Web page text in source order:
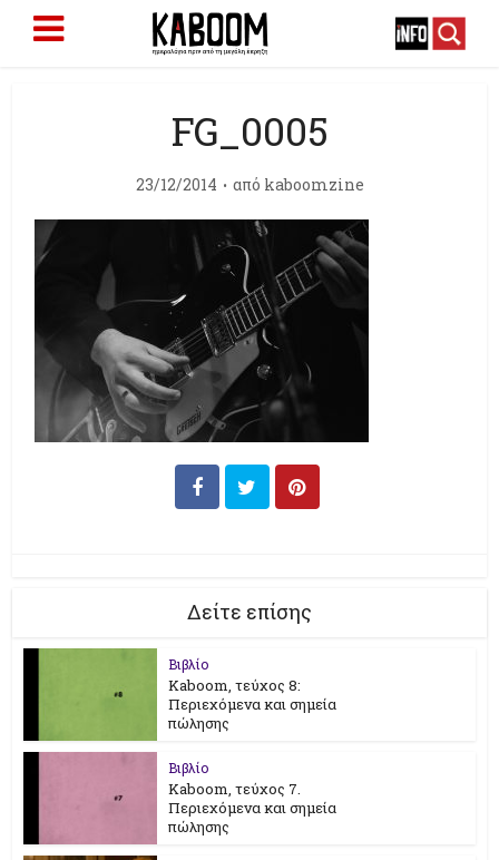
FG_0005
23/12/2014 από kaboomzine
Δείτε επίσης
Βιβλίο
Kaboom, τεύχος 8:
Περιεχόμενα και σημεία
πώλησης
Βιβλίο
Kaboom, τεύχος 7.
Περιεχόμενα και σημεία
πώλησης